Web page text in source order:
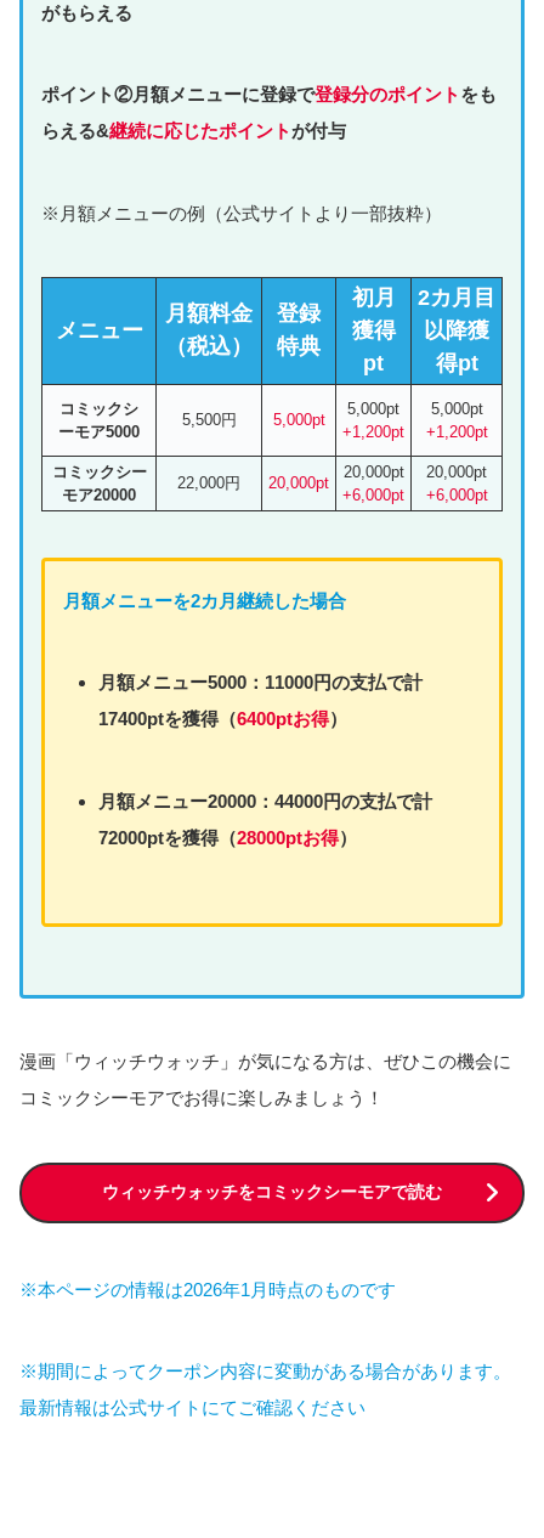
がもらえる
ポイント②月額メニューに登録で登録分のポイント をも
らえる&継続に応じたポイントが付与
※月額メニューの例（公式サイトより一部抜粋）
メニュー
月額料金
（税込）
登録
特典
初月
獲得
pt
2カ月目
以降獲
得pt
コミックシ
ーモア5000
5,500円 5,000pt
5,000pt
+1,200pt
5,000pt
+1,200pt
コミックシー
モア20000
22,000円 20,000pt
20,000pt
+6,000pt
20,000pt
+6,000pt
月額メニューを2カ月継続した場合
月額メニュー5000：11000円の支払で計
17400ptを獲得（6400ptお得）
月額メニュー20000：44000円の支払で計
72000ptを獲得（28000ptお得）
漫画「ウィッチウォッチ」が気になる方は、ぜひこの機会に
コミックシーモアでお得に楽しみましょう！
ウィッチウォッチをコミックシーモアで読む
※本ページの情報は2026年1月時点のものです
※期間によってクーポン内容に変動がある場合があります。
最新情報は公式サイトにてご確認ください